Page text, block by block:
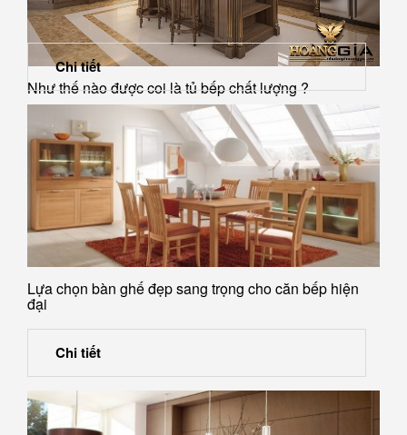
Như thế nào được coi là tủ bếp chất lượng ?
Chi tiết
Lựa chọn bàn ghế đẹp sang trọng cho căn bếp hiện
đại
Chi tiết